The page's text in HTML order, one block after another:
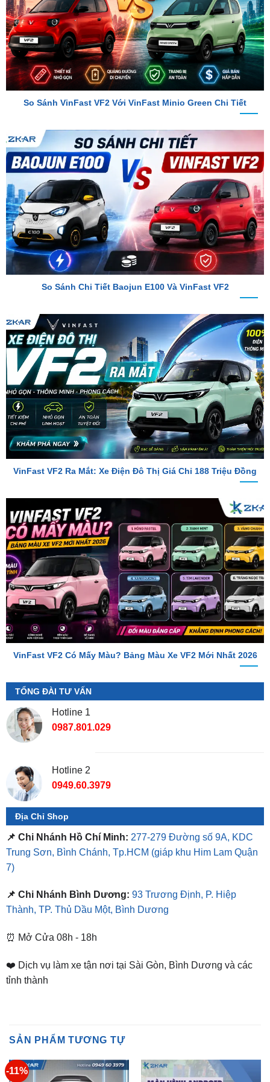
So Sánh VinFast VF2 Với VinFast Minio Green Chi Tiết
So Sánh Chi Tiết Baojun E100 Và VinFast VF2
VinFast VF2 Ra Mắt: Xe Điện Đô Thị Giá Chỉ 188 Triệu Đồng
VinFast VF2 Có Mấy Màu? Bảng Màu Xe VF2 Mới Nhất 2026
TỔNG ĐÀI TƯ VẤN
Hotline 1
0987.801.029
Địa Chỉ Shop
📌 Chi Nhánh Hồ Chí Minh: 277-279 Đường số 9A, KDC
Trung Sơn, Bình Chánh, Tp.HCM
7)
📌 Chi Nhánh Bình Dương:
⏰ Mở Cửa 08h - 18h
❤️ Dịch vụ làm xe tận nơi tại Sài Gòn, Bình Dương và các
-11%